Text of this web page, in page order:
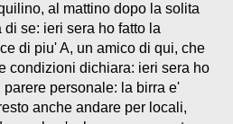
al mattino dopo la solita
se: ieri sera ho fatto la
di piu' A, un amico di qui, che
condizioni dichiara: ieri sera ho
parere personale: la birra e'
anche andare per locali,